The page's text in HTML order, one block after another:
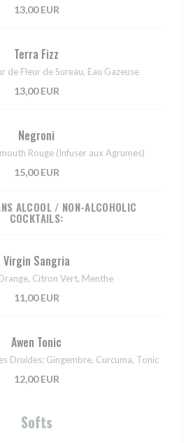
13,00 EUR
Terra Fizz
de Fleur de Sureau, Eau Gazeuse
13,00 EUR
Negroni
Rouge (Infuser aux Agrumes)
15,00 EUR
ALCOOL / NON-ALCOHOLIC
COCKTAILS:
Virgin Sangria
Citron Vert, Menthe
11,00 EUR
Awen Tonic
Druides; Gingembre, Curcuma, Tonic
12,00 EUR
Softs